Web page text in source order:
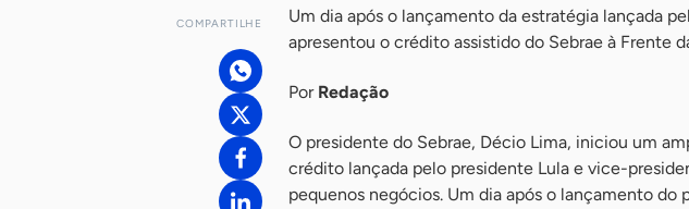
COMPARTILHE
Um dia após o lançamento da estratégia lançada
apresentou o crédito assistido do Sebrae à Frente
Por Redação
O presidente do Sebrae, Décio Lima, iniciou um
crédito lançada pelo presidente Lula e vice-
pequenos negócios. Um dia após o lançamento